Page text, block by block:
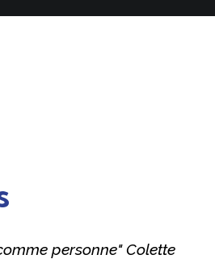
personne" Colette